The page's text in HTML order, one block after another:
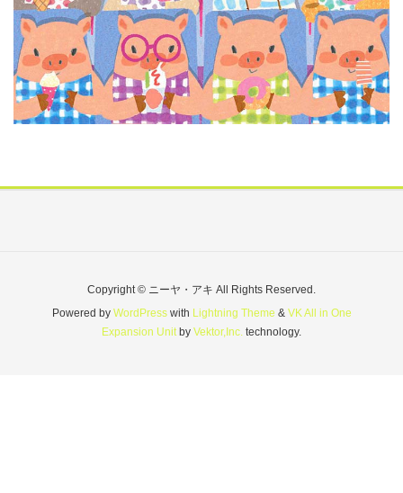
Copyright © ニーヤ・アキ All Rights Reserved.
Powered by WordPresswith Lightning Theme & VK All in One
Expansion Unit by Vektor,Inc. technology.